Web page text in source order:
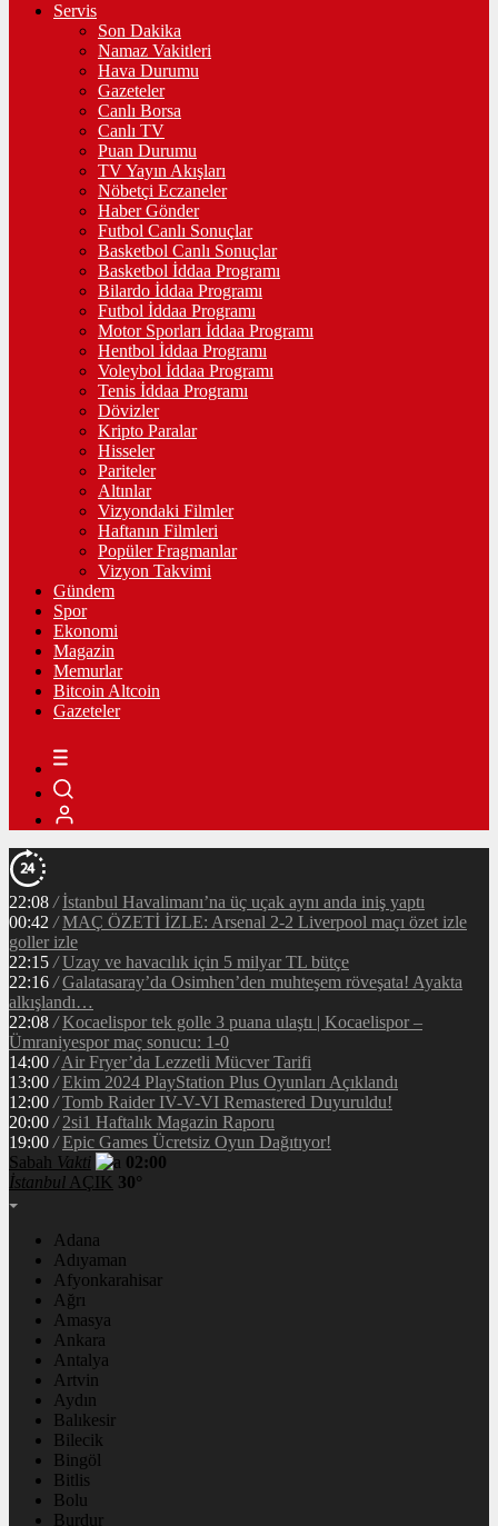
Servis
Son Dakika
Namaz Vakitleri
Hava Durumu
Gazeteler
Canlı Borsa
Canlı TV
Puan Durumu
TV Yayın Akışları
Nöbetçi Eczaneler
Haber Gönder
Futbol Canlı Sonuçlar
Basketbol Canlı Sonuçlar
Basketbol İddaa Programı
Bilardo İddaa Programı
Futbol İddaa Programı
Motor Sporları İddaa Programı
Hentbol İddaa Programı
Voleybol İddaa Programı
Tenis İddaa Programı
Dövizler
Kripto Paralar
Hisseler
Pariteler
Altınlar
Vizyondaki Filmler
Haftanın Filmleri
Popüler Fragmanlar
Vizyon Takvimi
Gündem
Spor
Ekonomi
Magazin
Memurlar
Bitcoin Altcoin
Gazeteler
22:08 / İstanbul Havalimanı’na üç uçak aynı anda iniş yaptı
00:42 / MAÇ ÖZETİ İZLE: Arsenal 2-2 Liverpool maçı özet izle
goller izle
22:15 / Uzay ve havacılık için 5 milyar TL bütçe
22:16 / Galatasaray’da Osimhen’den muhteşem röveşata! Ayakta
alkışlandı…
22:08 / Kocaelispor tek golle 3 puana ulaştı | Kocaelispor –
Ümraniyespor maç sonucu: 1-0
14:00 / Air Fryer’da Lezzetli Mücver Tarifi
13:00 / Ekim 2024 PlayStation Plus Oyunları Açıklandı
12:00 / Tomb Raider IV-V-VI Remastered Duyuruldu!
20:00 / 2si1 Haftalık Magazin Raporu
19:00 / Epic Games Ücretsiz Oyun Dağıtıyor!
Sabah Vakti
02:00
İstanbul AÇIK 30°
Adana
Adıyaman
Afyonkarahisar
Ağrı
Amasya
Ankara
Antalya
Artvin
Aydın
Balıkesir
Bilecik
Bingöl
Bitlis
Bolu
Burdur